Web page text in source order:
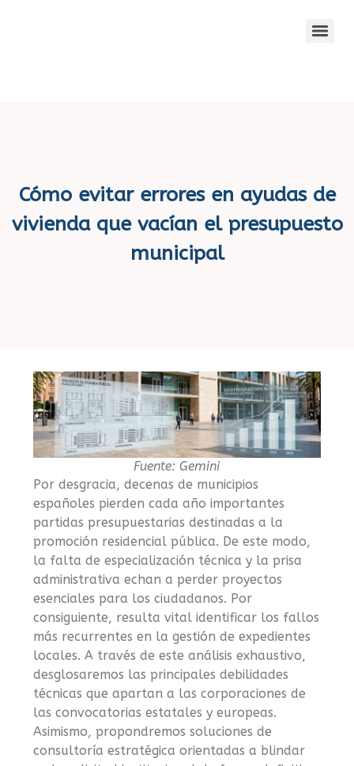
Cómo evitar errores en ayudas de
vivienda que vacían el presupuesto
municipal
Fuente: Gemini
Por desgracia, decenas de municipios
españoles pierden cada año importantes
partidas presupuestarias destinadas a la
promoción residencial pública. De este modo,
la falta de especialización técnica y la prisa
administrativa echan a perder proyectos
esenciales para los ciudadanos. Por
consiguiente, resulta vital identificar los fallos
más recurrentes en la gestión de expedientes
locales. A través de este análisis exhaustivo,
desglosaremos las principales debilidades
técnicas que apartan a las corporaciones de
las convocatorias estatales y europeas.
Asimismo, propondremos soluciones de
consultoría estratégica orientadas a blindar